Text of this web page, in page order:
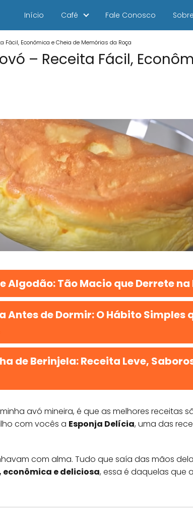
Início Café Fale Conosco Sobre
Fácil, Econômica e Cheia de Memórias da Roça
– Receita Fácil,
Algodão: Tão Macio que Derrete na
Antes de Dormir: O Hábito Simples
de Berinjela: Receita Leve,
avó mineira, é que as melhores receitas
com vocês a Esponja Delícia, uma das
com alma. Tudo que saía das mãos
econômica e deliciosa, essa é daquelas que